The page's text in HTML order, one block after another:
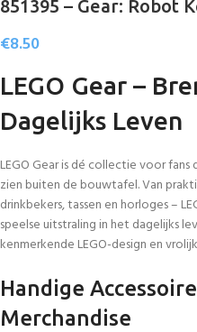
851395 – Gear: Robot
€8.50
LEGO Gear –
Dagelijks Leven
LEGO Gear is dé collectie voor
zien buiten de bouwtafel. Van
drinkbekers, tassen en horloges –
speelse uitstraling in het dagelijks
kenmerkende LEGO-design en
Handige
Merchandise